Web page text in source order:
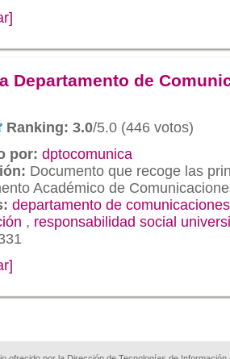
Departamento de
Ranking: 3.0/5.0 (446 votos)
por: dptocomunica
Documento que recoge las
Académico de
departamento de comunicaciones
, responsabilidad social